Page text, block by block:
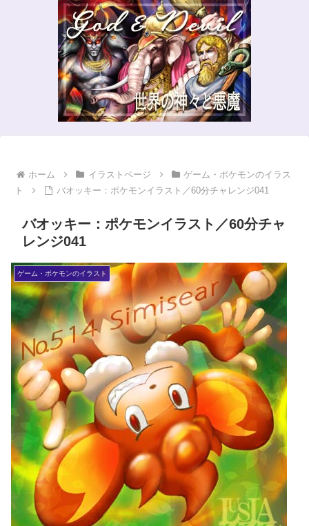
ホーム イラストページ
ゲーム・ポケモンのイラス
ト
バオッキー：ポケモンイラスト／60分チャレンジ041
バオッキー：ポケモンイラスト／60分チャ
レンジ041
ゲーム・ポケモンのイラスト